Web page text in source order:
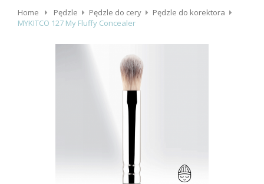
Home Pędzle Pędzle do cery
Pędzle do korektora
MYKITCO 127 My Fluffy Concealer